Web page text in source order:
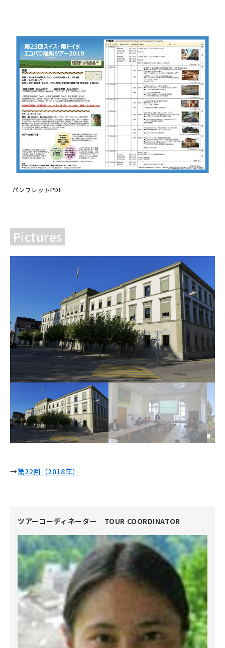
パンフレットPDF
Pictures
→第22回（2018年）
ツアーコーディネーター TOUR COORDINATOR